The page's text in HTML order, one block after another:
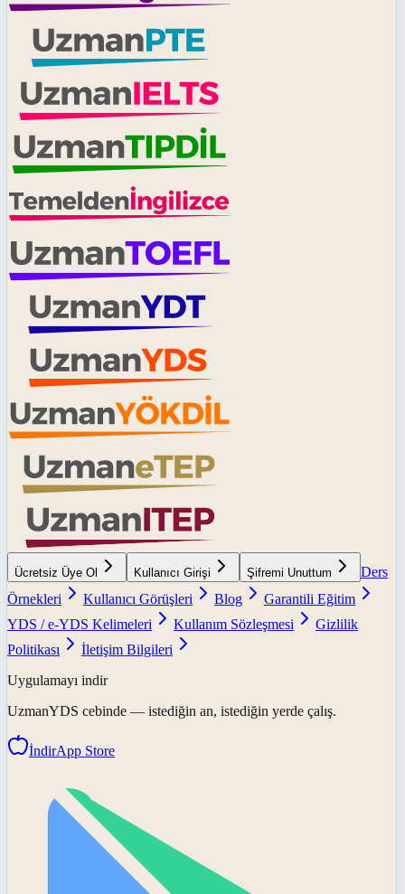
Ücretsiz Üye Ol Kullanıcı Girişi Şifremi Unuttum
Ders
Örnekleri
Kullanıcı Görüşleri Blog
Garantili Eğitim
YDS / e-YDS Kelimeleri
Kullanım Sözleşmesi
Gizlilik
Politikası
İletişim Bilgileri
Uygulamayı indir
UzmanYDS cebinde — istediğin an, istediğin yerde çalış.
İndirApp Store